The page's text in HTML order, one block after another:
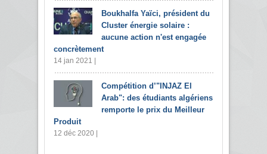
Boukhalfa Yaïci, président du
Cluster énergie solaire :
aucune action n'est engagée
concrètement
14 jan 2021 |
Compétition d’"INJAZ El
Arab": des étudiants algériens
remporte le prix du Meilleur
Produit
12 déc 2020 |